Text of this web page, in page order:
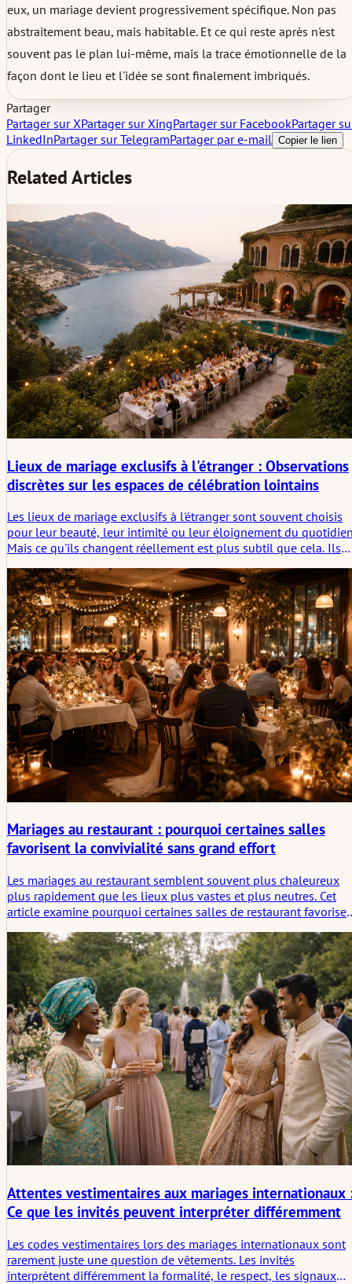
eux, un mariage devient progressivement spécifique. Non pas
abstraitement beau, mais habitable. Et ce qui reste après n'est
souvent pas le plan lui-même, mais la trace émotionnelle de la
façon dont le lieu et l'idée se sont finalement imbriqués.
Partager
Partager sur XPartager sur XingPartager sur FacebookPartager
LinkedInPartager sur TelegramPartager par e-mail Copier le lien
Related Articles
Lieux de mariage exclusifs à l'étranger : Observations
discrètes sur les espaces de célébration lointains
Les lieux de mariage exclusifs à l'étranger sont souvent choisis
pour leur beauté, leur intimité ou leur éloignement du
Mais ce qu'ils changent réellement est plus subtil que cela. Ils
pause qui apparaît lorsqu'une célébration a lieu loin de chez soi.
Mariages au restaurant : pourquoi certaines salles
favorisent la convivialité sans grand effort
Les mariages au restaurant semblent souvent plus chaleureux
plus rapidement que les lieux plus vastes et plus neutres. Cet
article examine pourquoi certaines salles de restaurant
atmosphère partagée, et comment cette aisance se transforme
ces petites scènes sociales dont les gens se souviennent par la
suite.
Attentes vestimentaires aux mariages internationaux
Ce que les invités peuvent interpréter différemment
Les codes vestimentaires lors des mariages internationaux sont
rarement juste une question de vêtements. Les invités
interprètent différemment la formalité, le respect, les signaux